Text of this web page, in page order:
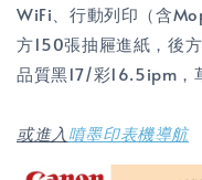
WiFi、行動列印（含
方150張抽屜進紙，後
品質黑17/彩16.5ipm
或進入 噴墨印表機導航